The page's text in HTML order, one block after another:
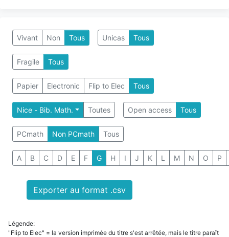
Vivant Non Tous Unicas Tous
Fragile Tous
Papier Electronic Flip to Elec Tous
Nice - Bib. Math. Toutes Open access Tous
PCmath Non PCmath Tous
A B C D E F G H I J K L M N O P
Exporter au format .csv
Légende:
"Flip to Elec" = la version imprimée du titre s'est arrêtée, mais le titre paraît